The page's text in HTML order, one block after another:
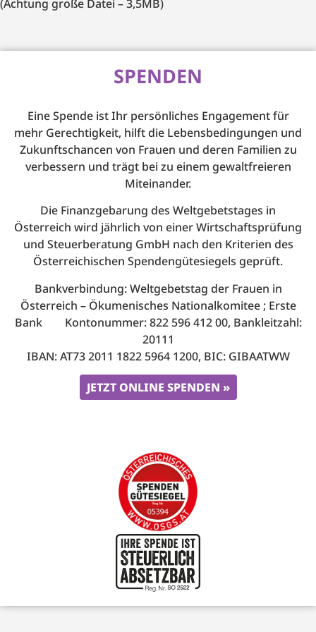
(Achtung große Datei – 3,5MB)
SPENDEN
Eine Spende ist Ihr persönliches Engagement für
mehr Gerechtigkeit, hilft die Lebensbedingungen und
Zukunftschancen von Frauen und deren Familien zu
verbessern und trägt bei zu einem gewaltfreieren
Miteinander.
Die Finanzgebarung des Weltgebetstages in
Österreich wird jährlich von einer Wirtschaftsprüfung
und Steuerberatung GmbH nach den Kriterien des
Österreichischen Spendengütesiegels geprüft.
Bankverbindung: Weltgebetstag der Frauen in
Österreich – Ökumenisches Nationalkomitee ; Erste
Bank Kontonummer: 822 596 412 00, Bankleitzahl:
20111
IBAN: AT73 2011 1822 5964 1200, BIC: GIBAATWW
JETZT ONLINE SPENDEN »